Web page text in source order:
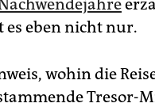
es eben nicht nur.
wohin die
Tresor-